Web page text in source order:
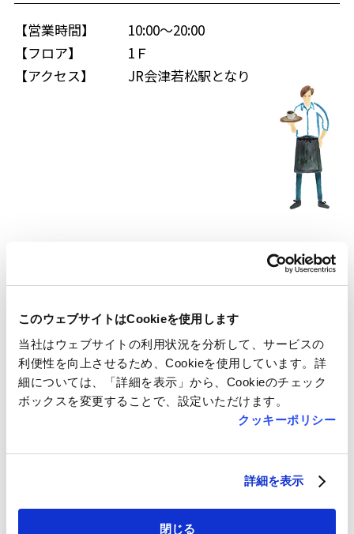
このウェブサイトはCookieを使用します
当社はウェブサイトの利用状況を分析して、サービスの
利便性を向上させるため、Cookieを使用しています。詳
細については、「詳細を表示」から、Cookieのチェック
ボックスを変更することで、設定いただけます。
クッキーポリシー
詳細を表示
閉じる
【営業時間】
10:00～20:00
【フロア】
1Ｆ
【アクセス】
JR会津若松駅となり
フロアマップ